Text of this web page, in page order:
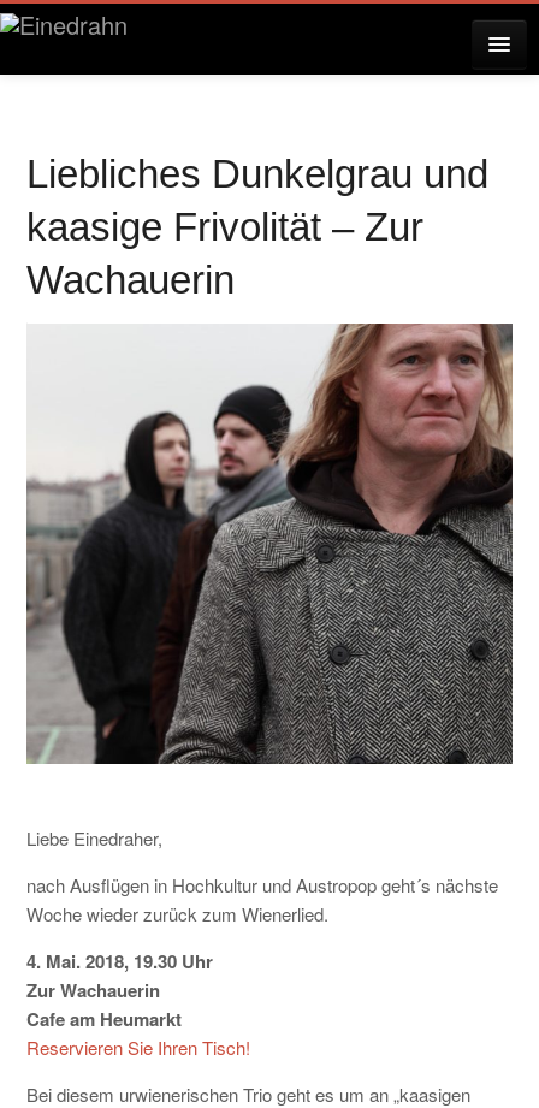
RESERVIERUNG
PRESSE
KONTAKT
Liebliches Dunkelgrau und
kaasige Frivolität – Zur
Wachauerin
Liebe Einedraher,
nach Ausflügen in Hochkultur und Austropop geht´s nächste
Woche wieder zurück zum Wienerlied.
4. Mai. 2018, 19.30 Uhr
Zur Wachauerin
Cafe am Heumarkt
Reservieren Sie Ihren Tisch!
Bei diesem urwienerischen Trio geht es um an „kaasigen